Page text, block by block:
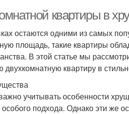
квартиры в
остаются одними из самых
площадь, такие квартиры
В этой статье мы
квартиру в
учитывать особенности
подхода. Однако эти же